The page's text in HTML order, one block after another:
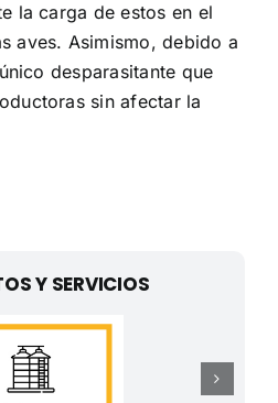
la carga de estos en el
aves. Asimismo, debido a
desparasitante que
sin afectar la
Y SERVICIOS